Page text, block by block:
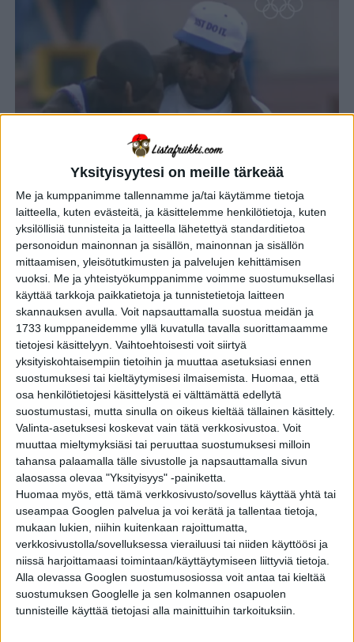
Yksityisyytesi on meille tärkeää
Me ja kumppanimme tallennamme ja/tai käytämme tietoja
laitteella, kuten evästeitä, ja käsittelemme henkilötietoja, kuten
yksilöllisiä tunnisteita ja laitteella lähetettyä standarditietoa
personoidun mainonnan ja sisällön, mainonnan ja sisällön
mittaamisen, yleisötutkimusten ja palvelujen kehittämisen
vuoksi. Me ja yhteistyökumppanimme voimme suostumuksellasi
käyttää tarkkoja paikkatietoja ja tunnistetietoja laitteen
skannauksen avulla. Voit napsauttamalla suostua meidän ja
1733 kumppaneidemme yllä kuvatulla tavalla suorittamaamme
tietojesi käsittelyyn. Vaihtoehtoisesti voit siirtyä
yksityiskohtaisempiin tietoihin ja muuttaa asetuksiasi ennen
suostumuksesi tai kieltäytymisesi ilmaisemista.
Huomaa, että
osa henkilötietojesi käsittelystä ei välttämättä edellytä
suostumustasi, mutta sinulla on oikeus kieltää tällainen käsittely.
Valinta-asetuksesi koskevat vain tätä verkkosivustoa. Voit
muuttaa mieltymyksiäsi tai peruuttaa suostumuksesi milloin
tahansa palaamalla tälle sivustolle ja napsauttamalla sivun
alaosassa olevaa "Yksityisyys" -painiketta.
Huomaa myös, että tämä verkkosivusto/sovellus käyttää yhtä tai
useampaa Googlen palvelua ja voi kerätä ja tallentaa tietoja,
mukaan lukien, niihin kuitenkaan rajoittumatta,
verkkosivustolla/sovelluksessa vierailuusi tai niiden käyttöösi ja
niissä harjoittamaasi toimintaan/käyttäytymiseen liittyviä tietoja.
Alla olevassa Googlen suostumusosiossa voit antaa tai kieltää
suostumuksen Googlelle ja sen kolmannen osapuolen
tunnisteille käyttää tietojasi alla mainittuihin tarkoituksiin.
YHTEISKUNTA 7 kuukautta sitten
10 kultamitalin arvoista koskettavaa
tarinaa menneistä olympialaisista –
osa 1
YHTEISKUNTA 7 kuukautta sitten
Suomalaiset lääkärit ovat muuta väestöä
todennäköisemmin alkuvuodesta syntyneitä –
Faktoja tammikuusta ja tammikuussa
syntyneistä
YLEISTIETO
Ylävitonen: Miten ja milloin maailman tunnetuin
tuuletus on keksitty?
ELÄMÄNTAPA 11 kuukautta sitten
Miten tarkkaa yleisurheilun heittolajien mittaus
on? Tulos riippuu sekä tarkasta laserista että
erehtyväisestä ihmissilmästä
YLEISTÄ 11 kuukautta sitten
Mitä 15 minuuttia liikuntaa päivässä tekee
aivoille ja keholle?